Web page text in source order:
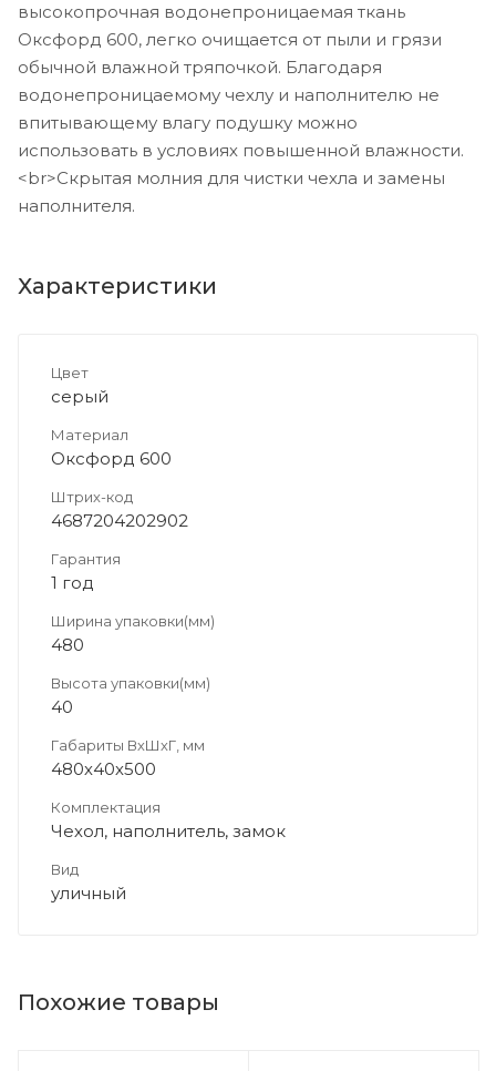
высокопрочная водонепроницаемая ткань
Оксфорд 600, легко очищается от пыли и грязи
обычной влажной тряпочкой. Благодаря
водонепроницаемому чехлу и наполнителю не
впитывающему влагу подушку можно
использовать в условиях повышенной влажности.
<br>Скрытая молния для чистки чехла и замены
наполнителя.
Характеристики
Цвет
серый
Материал
Оксфорд 600
Штрих-код
4687204202902
Гарантия
1 год
Ширина упаковки(мм)
480
Высота упаковки(мм)
40
Габариты ВхШхГ, мм
480х40х500
Комплектация
Чехол, наполнитель, замок
Вид
уличный
Похожие товары